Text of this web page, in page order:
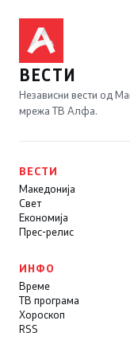
ВЕСТИ
Независни вести од
мрежа ТВ Алфа.
ВЕСТИ
Македонија
Свет
Економија
Прес-релис
ИНФО
Време
ТВ програма
Хороскоп
RSS